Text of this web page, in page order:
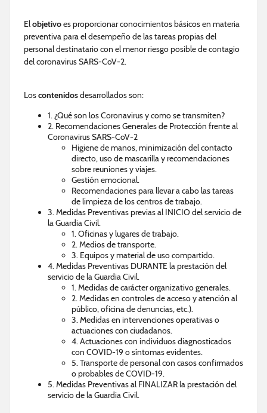
Elobjetivoes proporcionar conocimientos básicos en materia
preventiva para el desempeño de las tareas propias del
personal destinatario con el menor riesgo posible de contagio
del coronavirus SARS-CoV-2.
Loscontenidosdesarrollados son:
1. ¿Qué son los Coronavirus y como se transmiten?
2. Recomendaciones Generales de Protección frente al
Coronavirus SARS-CoV-2
Higiene de manos, minimización del contacto
directo, uso de mascarilla y recomendaciones
sobre reuniones y viajes.
Gestión emocional.
Recomendaciones para llevar a cabo las tareas
de limpieza de los centros de trabajo.
3. Medidas Preventivas previas al INICIO del servicio de
la Guardia Civil.
1. Oficinas y lugares de trabajo.
2. Medios de transporte.
3. Equipos y material de uso compartido.
4. Medidas Preventivas DURANTE la prestación del
servicio de la Guardia Civil.
1. Medidas de carácter organizativo generales.
2. Medidas en controles de acceso y atención al
público, oficina de denuncias, etc.).
3. Medidas en intervenciones operativas o
actuaciones con ciudadanos.
4. Actuaciones con individuos diagnosticados
con COVID-19 o síntomas evidentes.
5. Transporte de personal con casos confirmados
o probables de COVID-19.
5. Medidas Preventivas al FINALIZAR la prestación del
servicio de la Guardia Civil.